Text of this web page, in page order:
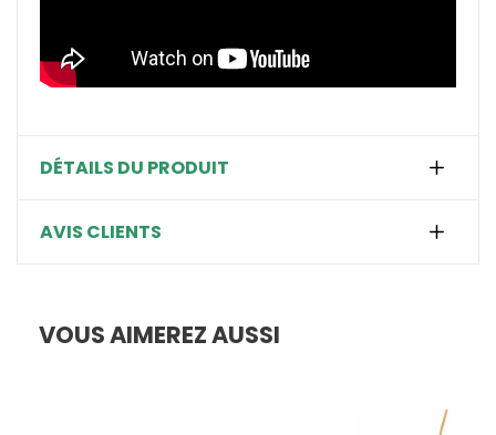
DÉTAILS DU PRODUIT
AVIS CLIENTS
VOUS AIMEREZ AUSSI